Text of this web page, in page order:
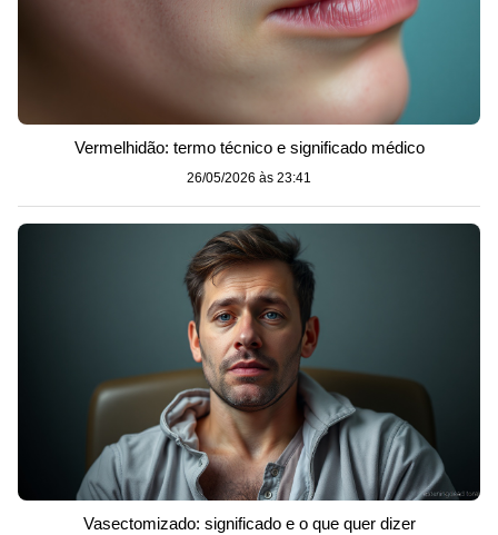
Vermelhidão: termo técnico e significado médico
26/05/2026 às 23:41
Vasectomizado: significado e o que quer dizer